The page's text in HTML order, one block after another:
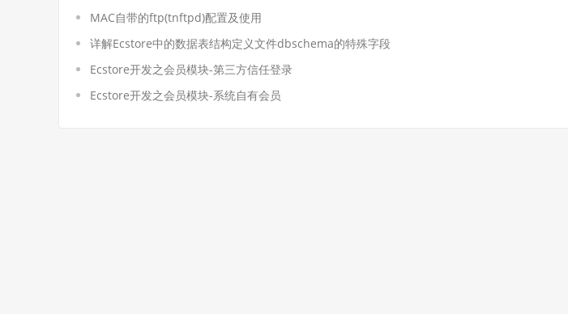
MAC自带的ftp(tnftpd)配置及使用
详解Ecstore中的数据表结构定义文件dbschema的特殊字段
Ecstore开发之会员模块-第三方信任登录
Ecstore开发之会员模块-系统自有会员